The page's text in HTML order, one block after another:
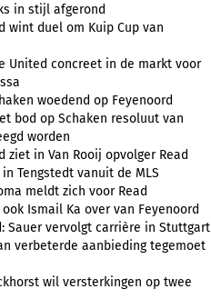
in stijl afgerond
wint duel om Kuip Cup van
United concreet in de markt voor
woedend op Feyenoord
bod op Schaken resoluut van
worden
ziet in Van Rooij opvolger Read
Tengstedt vanuit de MLS
meldt zich voor Read
Ismail Ka over van Feyenoord
Sauer vervolgt carrière in Stuttgart
verbeterde aanbieding tegemoet
wil versterkingen op twee